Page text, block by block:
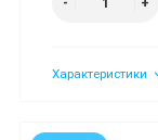
Характеристики